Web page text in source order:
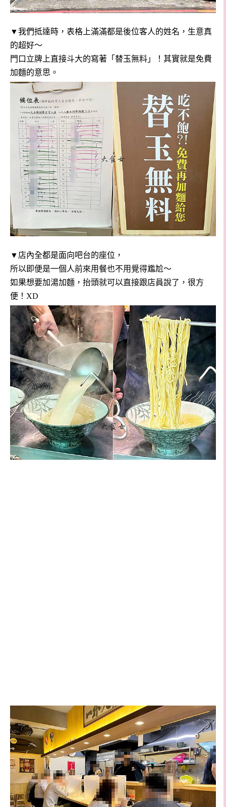
▼我們抵達時，表格上滿滿都是後位客人的姓名，生意真
的超好～
門口立牌上直接斗大的寫著「替玉無料」！其實就是免費
加麵的意思。
▼店內全都是面向吧台的座位，
所以即便是一個人前來用餐也不用覺得尷尬～
如果想要加湯加麵，抬頭就可以直接跟店員說了，很方
便！XD